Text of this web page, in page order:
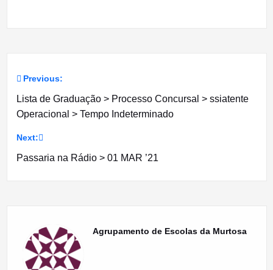
Navegação
de
artigos
Previous:
Lista de Graduação > Processo Concursal > ssiatente
Operacional > Tempo Indeterminado
Next:
Passaria na Rádio > 01 MAR ’21
Agrupamento de Escolas da Murtosa